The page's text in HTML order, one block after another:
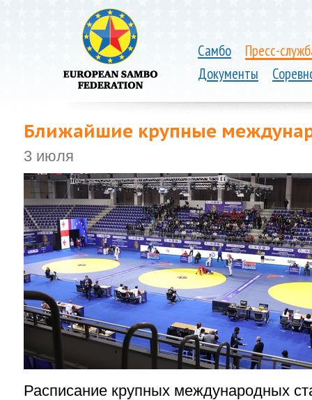
Самбо
Пресс-
Документы
Ближайшие крупные
3 июля
Расписание крупных международных